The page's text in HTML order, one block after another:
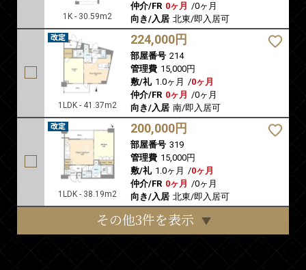
1K - 30.59m2
仲介/FR 0ヶ月 /0ヶ月
向き/入居 北東/即入居可
1LDK - 41.37m2
224,000円
部屋番号 214
管理費 15,000円
敷/礼 1.0ヶ月 /0ヶ月
仲介/FR 0ヶ月 /0ヶ月
向き/入居 南/即入居可
1LDK - 38.19m2
200,000円
部屋番号 319
管理費 15,000円
敷/礼 1.0ヶ月 /0ヶ月
仲介/FR 0ヶ月 /0ヶ月
向き/入居 北東/即入居可
その他3件を表示